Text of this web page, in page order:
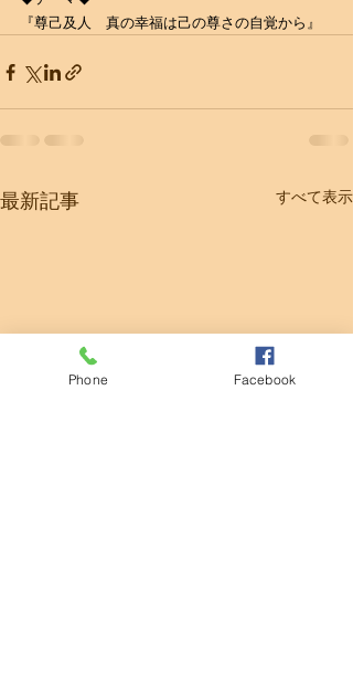
『尊己及人　真の幸福は己の尊さの自覚から』
最新記事 すべて表示
Phone Facebook